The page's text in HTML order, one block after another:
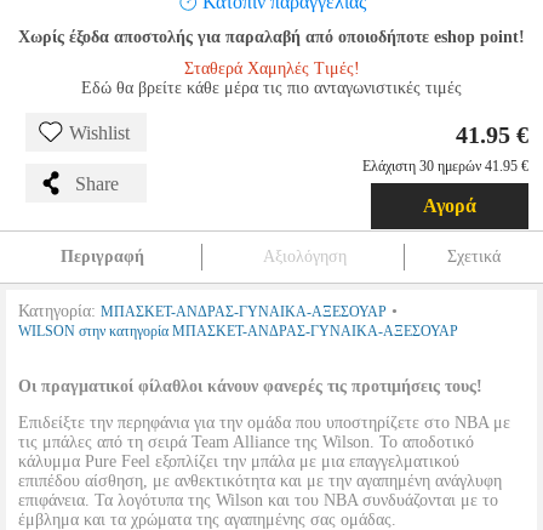
Χωρίς έξοδα αποστολής για παραλαβή από οποιοδήποτε eshop point!
Σταθερά Χαμηλές Τιμές!
Εδώ θα βρείτε κάθε μέρα τις πιο ανταγωνιστικές τιμές
Wishlist
Share
41.95 €
Ελάχιστη 30 ημερών 41.95 €
Αγορά
Περιγραφή Αξιολόγηση Σχετικά
Κατηγορία: ΜΠΑΣΚΕΤ-ΑΝΔΡΑΣ-ΓΥΝΑΙΚΑ-ΑΞΕΣΟΥΑΡ •
WILSON στην κατηγορία ΜΠΑΣΚΕΤ-ΑΝΔΡΑΣ-ΓΥΝΑΙΚΑ-ΑΞΕΣΟΥΑΡ
Οι πραγματικοί φίλαθλοι κάνουν φανερές τις προτιμήσεις τους!
Επιδείξτε την περηφάνια για την ομάδα που υποστηρίζετε στο NBA με
τις μπάλες από τη σειρά Team Alliance της Wilson. Το αποδοτικό
κάλυμμα Pure Feel εξοπλίζει την μπάλα με μια επαγγελματικού
επιπέδου αίσθηση, με ανθεκτικότητα και με την αγαπημένη ανάγλυφη
επιφάνεια. Τα λογότυπα της Wilson και του NBA συνδυάζονται με το
έμβλημα και τα χρώματα της αγαπημένης σας ομάδας.